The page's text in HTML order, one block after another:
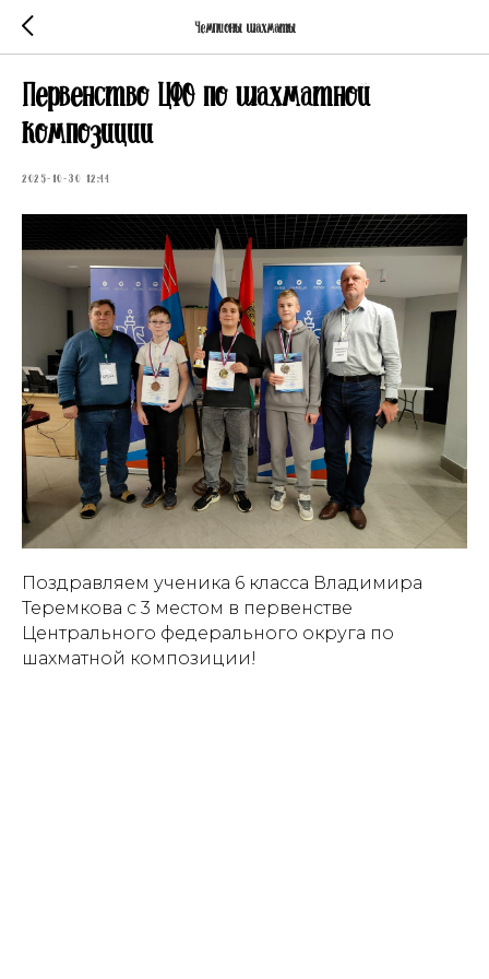
Чемпионы шахматы
Первенство ЦФО по шахматной
композиции
2025-10-30 12:44
Поздравляем ученика 6 класса Владимира
Теремкова с 3 местом в первенстве
Центрального федерального округа по
шахматной композиции!